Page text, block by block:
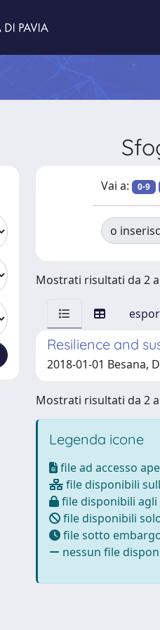
Vai a: 0-9
o
Mostrati risultati da 2
Resilience and
2018-01-01 Besana,
Mostrati risultati da 2
Legenda icone
file ad accesso
file disponibili
file disponibili
file disponibili
file sotto
nessun file